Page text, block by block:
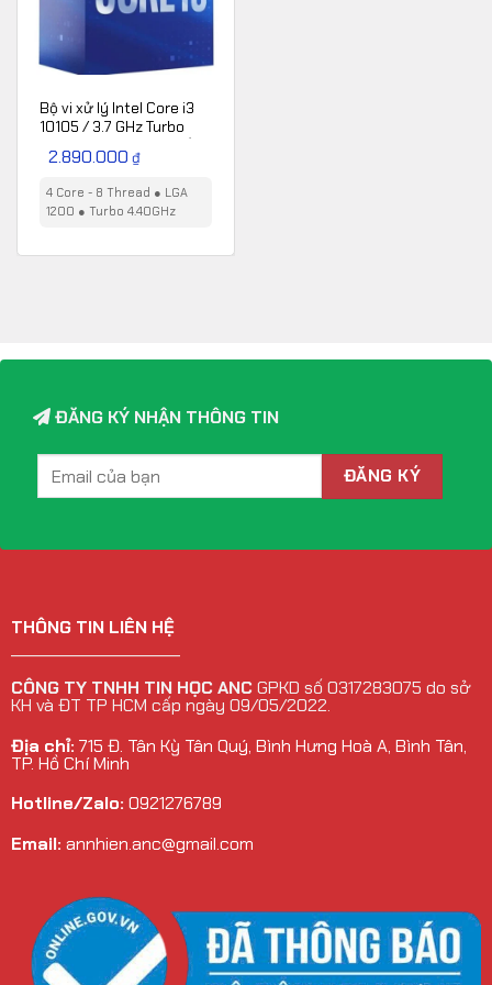
Bộ vi xử lý Intel Core i3
10105 / 3.7 GHz Turbo
/ 6MB / LGA 1200 – Box
chính hãng
2.890.000 ₫
4 Core - 8 Thread ● LGA
1200 ● Turbo 4.40GHz
ĐĂNG KÝ NHẬN THÔNG TIN
THÔNG TIN LIÊN HỆ
CÔNG TY TNHH TIN HỌC ANC GPKD số 0317283075 do sở
KH và ĐT TP HCM cấp ngày 09/05/2022.
Địa chỉ: 715 Đ. Tân Kỳ Tân Quý, Bình Hưng Hoà A, Bình Tân,
TP. Hồ Chí Minh
Hotline/Zalo: 0921276789
Email: annhien.anc@gmail.com